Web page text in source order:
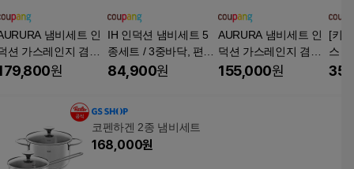
냄비세트 인
션 가스레인지 겸용
일 기술 안심 코팅 공
기구 8종 냄비세트,
색, 1세트, 냄비세트
원
IH 인덕션 냄비세트 5
종세트 / 3중바닥, 편수
18+양수20+양수22+전
84,900원
AURURA 냄비세트 인
덕션 가스레인지 겸용
독일 기술 안심 코팅 공
155,000원
[키
스
(16
코펜하겐 2종 냄비세트
168,000원